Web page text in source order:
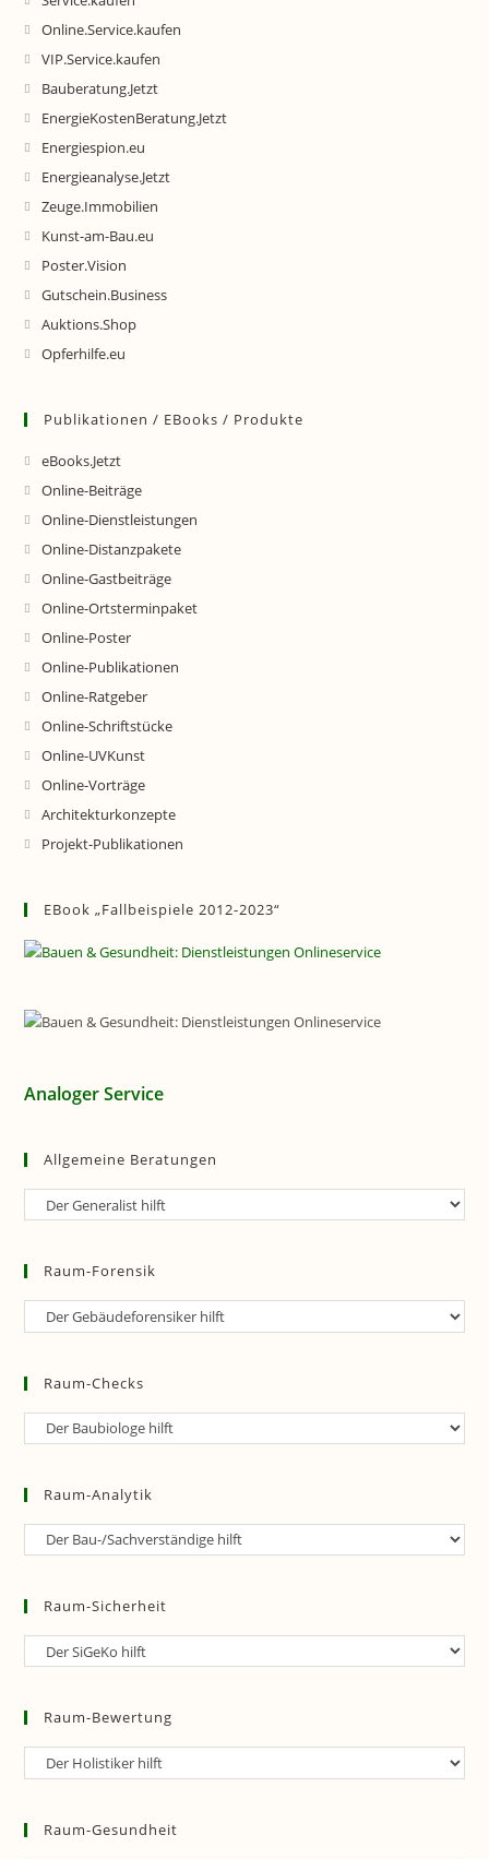
Online.Service.kaufen
VIP.Service.kaufen
Bauberatung.Jetzt
EnergieKostenBeratung.Jetzt
Energiespion.eu
Energieanalyse.Jetzt
Zeuge.Immobilien
Kunst-am-Bau.eu
Poster.Vision
Gutschein.Business
Auktions.Shop
Opferhilfe.eu
Publikationen / EBooks / Produkte
eBooks.Jetzt
Online-Beiträge
Online-Dienstleistungen
Online-Distanzpakete
Online-Gastbeiträge
Online-Ortsterminpaket
Online-Poster
Online-Publikationen
Online-Ratgeber
Online-Schriftstücke
Online-UVKunst
Online-Vorträge
Architekturkonzepte
Projekt-Publikationen
EBook „Fallbeispiele 2012-2023“
Analoger Service
Allgemeine Beratungen
Allgemeine
Raum-Forensik
Raum-
Raum-Checks
Raum-
Raum-Analytik
Raum-
Raum-Sicherheit
Raum-
Raum-Bewertung
Raum-
Raum-Gesundheit